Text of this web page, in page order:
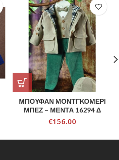
ΜΠΟΥΦΑΝ ΜΟΝΤΓΚΟΜΕΡΙ
ΜΠΕΖ – ΜΕΝΤΑ 16294 Δ
€156.00